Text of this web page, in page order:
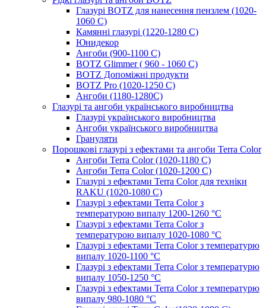
Глазурі BOTZ для нанесення пензлем (1020-
1060 C)
Камянні глазурі (1220-1280 С)
Юнидекор
Ангоби (900-1100 С)
BOTZ Glimmer ( 960 - 1060 С)
BOTZ Допоміжні продукти
BOTZ Pro (1020-1250 C)
Ангоби (1180-1280С)
Глазурі та ангоби українського виробництва
Глазурі українського виробництва
Ангоби українського виробництва
Грануляти
Порошкові глазурі з ефектами та ангоби Terra Color
Ангоби Terra Color (1020-1180 С)
Ангоби Terra Color (1020-1200 С)
Глазурі з ефектами Terra Color для техніки
RAKU (1020-1080 С)
Глазурі з ефектами Terra Color з
температурою випалу 1200-1260 °С
Глазурі з ефектами Terra Color з
температурою випалу 1020-1080 °С
Глазурі з ефектами Terra Color з температурю
випалу 1020-1100 °С
Глазурі з ефектами Terra Color з температурю
випалу 1050-1250 °С
Глазурі з ефектами Terra Color з температурю
випалу 980-1080 °С